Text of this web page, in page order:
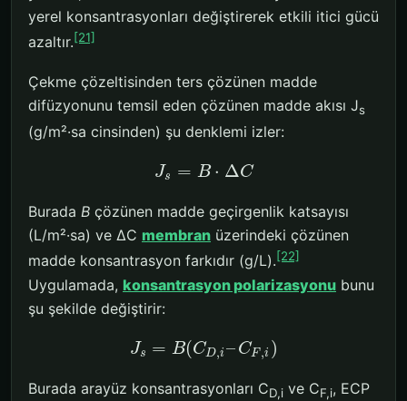
yerel konsantrasyonları değiştirerek etkili itici gücü
azaltır.[21]
Çekme çözeltisinden ters çözünen madde
difüzyonunu temsil eden çözünen madde akısı Js
(g/m²·sa cinsinden) şu denklemi izler:
Js = B ⋅ ΔC
Burada B çözünen madde geçirgenlik katsayısı
(L/m²·sa) ve ΔC membran üzerindeki çözünen
madde konsantrasyon farkıdır (g/L).[22]
Uygulamada, konsantrasyon polarizasyonu bunu
şu şekilde değiştirir:
Js = B(CD,i – CF,i )
Burada arayüz konsantrasyonları CD,i ve CF,i, ECP